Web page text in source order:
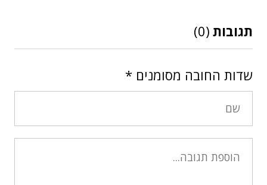
תגובות (0)
שדות החובה מסומנים *